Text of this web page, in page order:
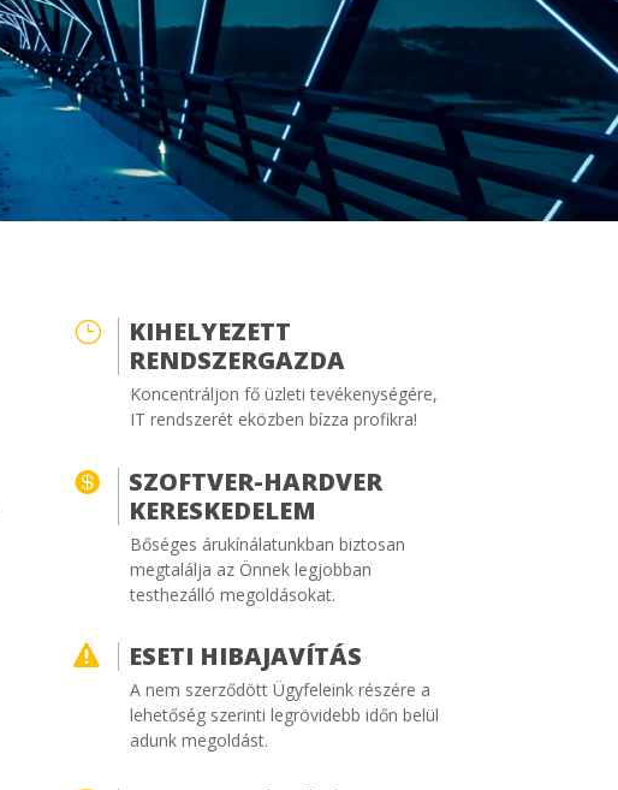
}
KIHELYEZETT
RENDSZERGAZDA
Koncentráljon fő üzleti tevékenységére,
IT rendszerét eközben bízza profikra!

SZOFTVER-HARDVER
KERESKEDELEM
Bőséges árukínálatunkban biztosan
megtalálja az Önnek legjobban
testhezálló megoldásokat.
 ESETI HIBAJAVÍTÁS
A nem szerződött Ügyfeleink részére a
lehetőség szerinti legrövidebb időn belül
adunk megoldást.